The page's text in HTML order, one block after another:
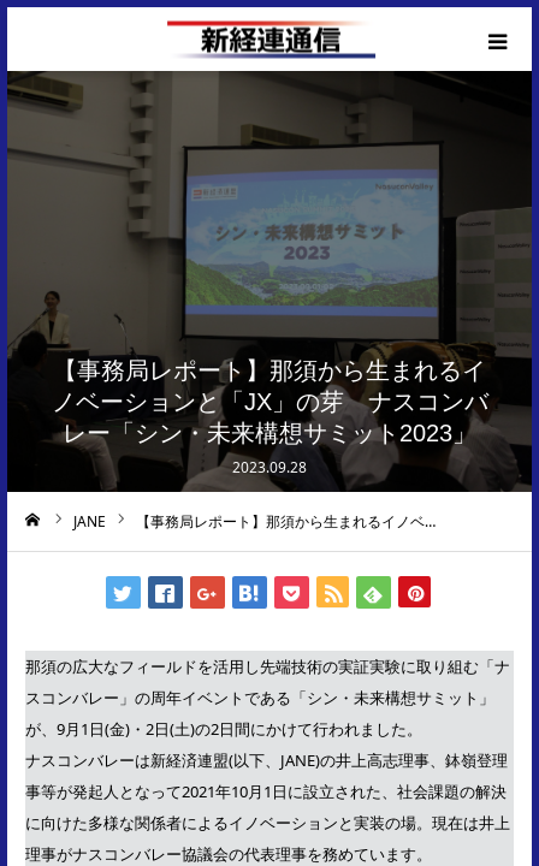
【事務局レポート】那須から生まれるイ
ノベーションと「JX」の芽 ナスコンバ
レー「シン・未来構想サミット2023」
2023.09.28
JANE 【事務局レポート】那須から生まれるイノベ…
那須の広大なフィールドを活用し先端技術の実証実験に取り組む「ナ
スコンバレー」の周年イベントである「シン・未来構想サミット」
が、9月1日(金)・2日(土)の2日間にかけて行われました。
ナスコンバレーは新経済連盟(以下、JANE)の井上高志理事、鉢嶺登理
事等が発起人となって2021年10月1日に設立された、社会課題の解決
に向けた多様な関係者によるイノベーションと実装の場。現在は井上
理事がナスコンバレー協議会の代表理事を務めています。
Corporate Top